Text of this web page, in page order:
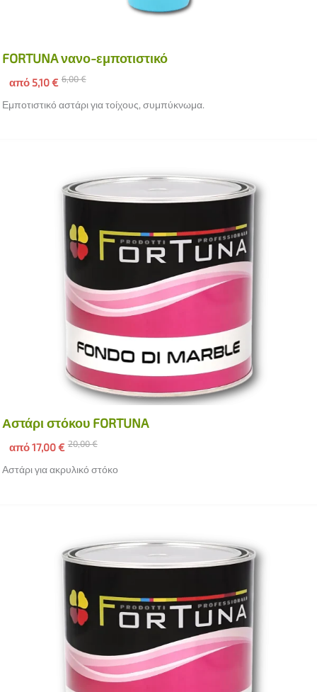
FORTUNA νανο-εμποτιστικό
από 5,10€ 6,00€
Εμποτιστικό αστάρι για τοίχους, συμπύκνωμα.
Αστάρι στόκου FORTUNA
από17,00€ 20,00€
Αστάρι για ακρυλικό στόκο